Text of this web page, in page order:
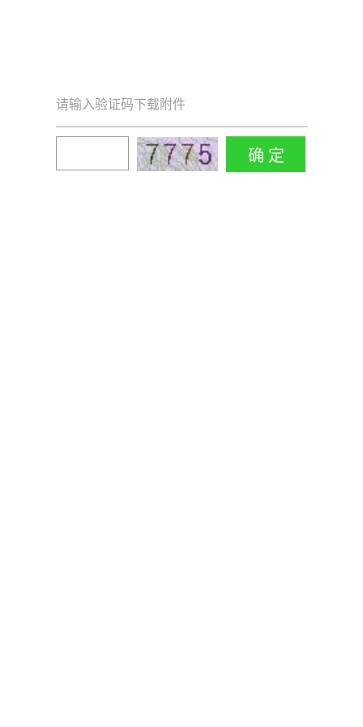
请输入验证码下载附件